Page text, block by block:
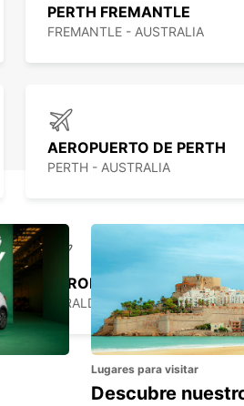
PERTH FREMANTLE
FREMANTLE - AUSTRALIA
AEROPUERTO DE PERTH
PERTH - AUSTRALIA
AEROPUERTO DE
GERALDTON - AUSTRALIA
Lugares para visitar
Descubre